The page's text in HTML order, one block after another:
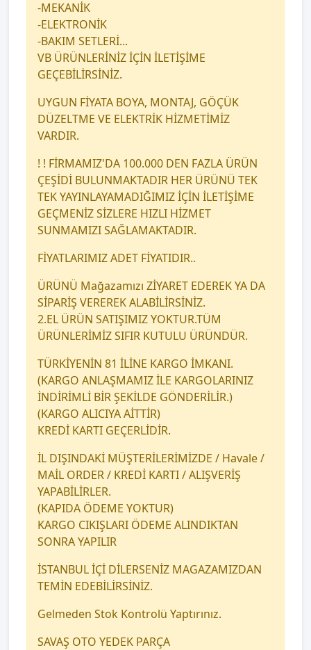
-MEKANİK
-ELEKTRONİK
-BAKIM SETLERİ...
VB ÜRÜNLERİNİZ İÇİN İLETİŞİME
GEÇEBİLİRSİNİZ.
UYGUN FİYATA BOYA, MONTAJ, GÖÇÜK
DÜZELTME VE ELEKTRİK HİZMETİMİZ
VARDIR.
! ! FİRMAMIZ'DA 100.000 DEN FAZLA ÜRÜN
ÇEŞİDİ BULUNMAKTADIR HER ÜRÜNÜ TEK
TEK YAYINLAYAMADIĞIMIZ İÇİN İLETİŞİME
GEÇMENİZ SİZLERE HIZLI HİZMET
SUNMAMIZI SAĞLAMAKTADIR.
FİYATLARIMIZ ADET FİYATIDIR..
ÜRÜNÜ Mağazamızı ZİYARET EDEREK YA DA
SİPARİŞ VEREREK ALABİLİRSİNİZ.
2.EL ÜRÜN SATIŞIMIZ YOKTUR.TÜM
ÜRÜNLERİMİZ SIFIR KUTULU ÜRÜNDÜR.
TÜRKİYENİN 81 İLİNE KARGO İMKANI.
(KARGO ANLAŞMAMIZ İLE KARGOLARINIZ
İNDİRİMLİ BİR ŞEKİLDE GÖNDERİLİR.)
(KARGO ALICIYA AİTTİR)
KREDİ KARTI GEÇERLİDİR.
İL DIŞINDAKİ MÜŞTERİLERİMİZDE / Havale /
MAİL ORDER / KREDİ KARTI / ALIŞVERİŞ
YAPABİLİRLER.
(KAPIDA ÖDEME YOKTUR)
KARGO CIKIŞLARI ÖDEME ALINDIKTAN
SONRA YAPILIR
İSTANBUL İÇİ DİLERSENİZ MAGAZAMIZDAN
TEMİN EDEBİLİRSİNİZ.
Gelmeden Stok Kontrolü Yaptırınız.
SAVAŞ OTO YEDEK PARÇA